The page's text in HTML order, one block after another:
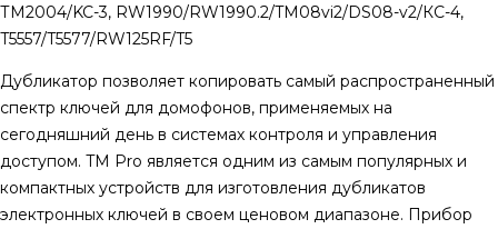
ТМ2004/KC-3, RW1990/RW1990.2/TM08vi2/DS08-v2/КС-4,
T5557/T5577/RW125RF/T5
Дубликатор позволяет копировать самый распространенный
спектр ключей для домофонов, применяемых на
сегодняшний день в системах контроля и управления
доступом. TM Pro является одним из самым популярных и
компактных устройств для изготовления дубликатов
электронных ключей в своем ценовом диапазоне. Прибор